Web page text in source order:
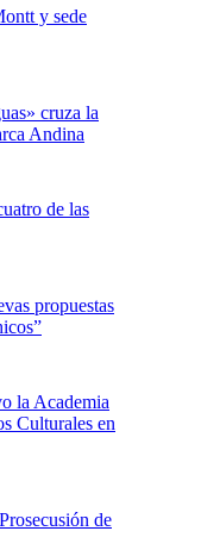
y sede
cruza la
Andina
de las
propuestas
la Academia
Culturales en
de